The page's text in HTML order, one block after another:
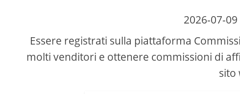
2026-07-09
Essere registrati sulla piattaforma
molti venditori e ottenere commissioni di
sito